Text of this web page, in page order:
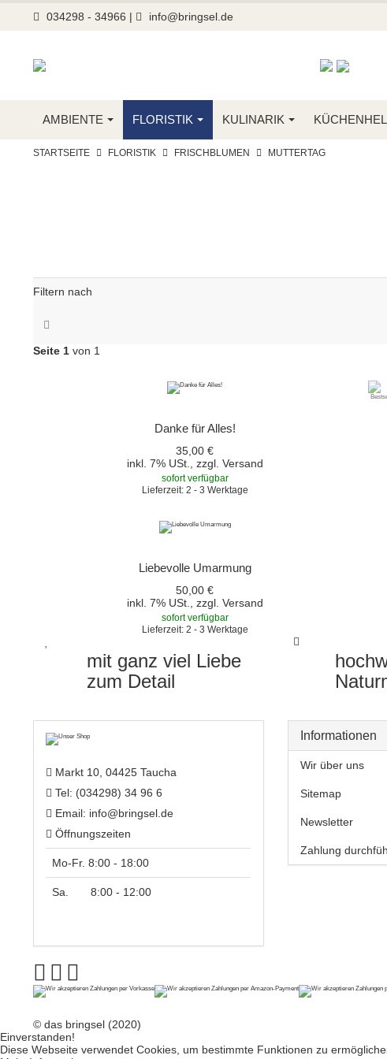
034298 - 34966 | info@bringsel.de
AMBIENTE FLORISTIK KULINARIK
STARTSEITE FLORISTIK FRISCHBLUMEN MUTTERTAG
Filtern nach
Seite 1 von 1
Danke für Alles!
35,00 €
inkl. 7% USt., zzgl. Versand
sofort verfügbar
Lieferzeit: 2 - 3 Werktage
Liebevolle Umarmung
50,00 €
inkl. 7% USt., zzgl. Versand
sofort verfügbar
Lieferzeit: 2 - 3 Werktage
mit ganz viel Liebe
zum Detail
Markt 10, 04425 Taucha
Tel: (034298) 34 96 6
Email: info@bringsel.de
Öffnungszeiten
Mo-Fr. 8:00 - 18:00
Sa. 8:00 - 12:00
Informationen
Wir über uns
Sitemap
Newsletter
Zahlung
© das bringsel (2020)
Einverstanden!
Diese Webseite verwendet Cookies, um bestimmte Funktionen zu